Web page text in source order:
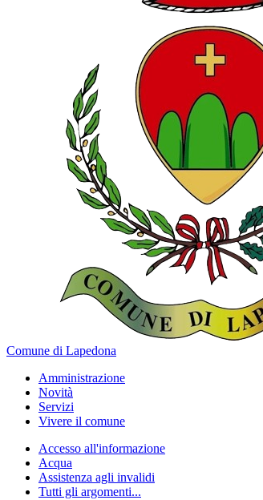
Comune di Lapedona
Amministrazione
Novità
Servizi
Vivere il comune
Accesso all'informazione
Acqua
Assistenza agli invalidi
Tutti gli argomenti...